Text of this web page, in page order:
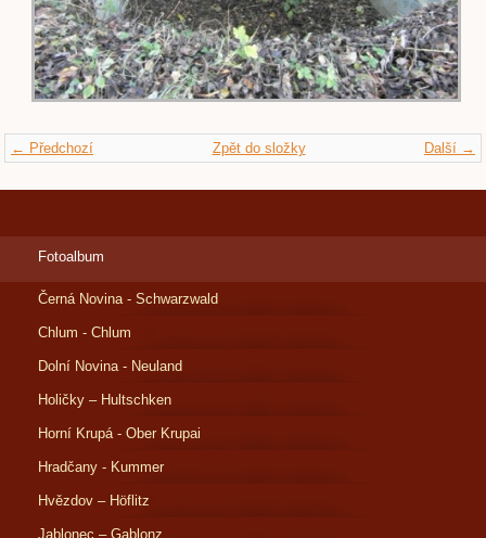
← Předchozí Další →
Zpět do složky
Fotoalbum
Černá Novina - Schwarzwald
Chlum - Chlum
Dolní Novina - Neuland
Holičky – Hultschken
Horní Krupá - Ober Krupai
Hradčany - Kummer
Hvězdov – Höflitz
Jablonec – Gablonz